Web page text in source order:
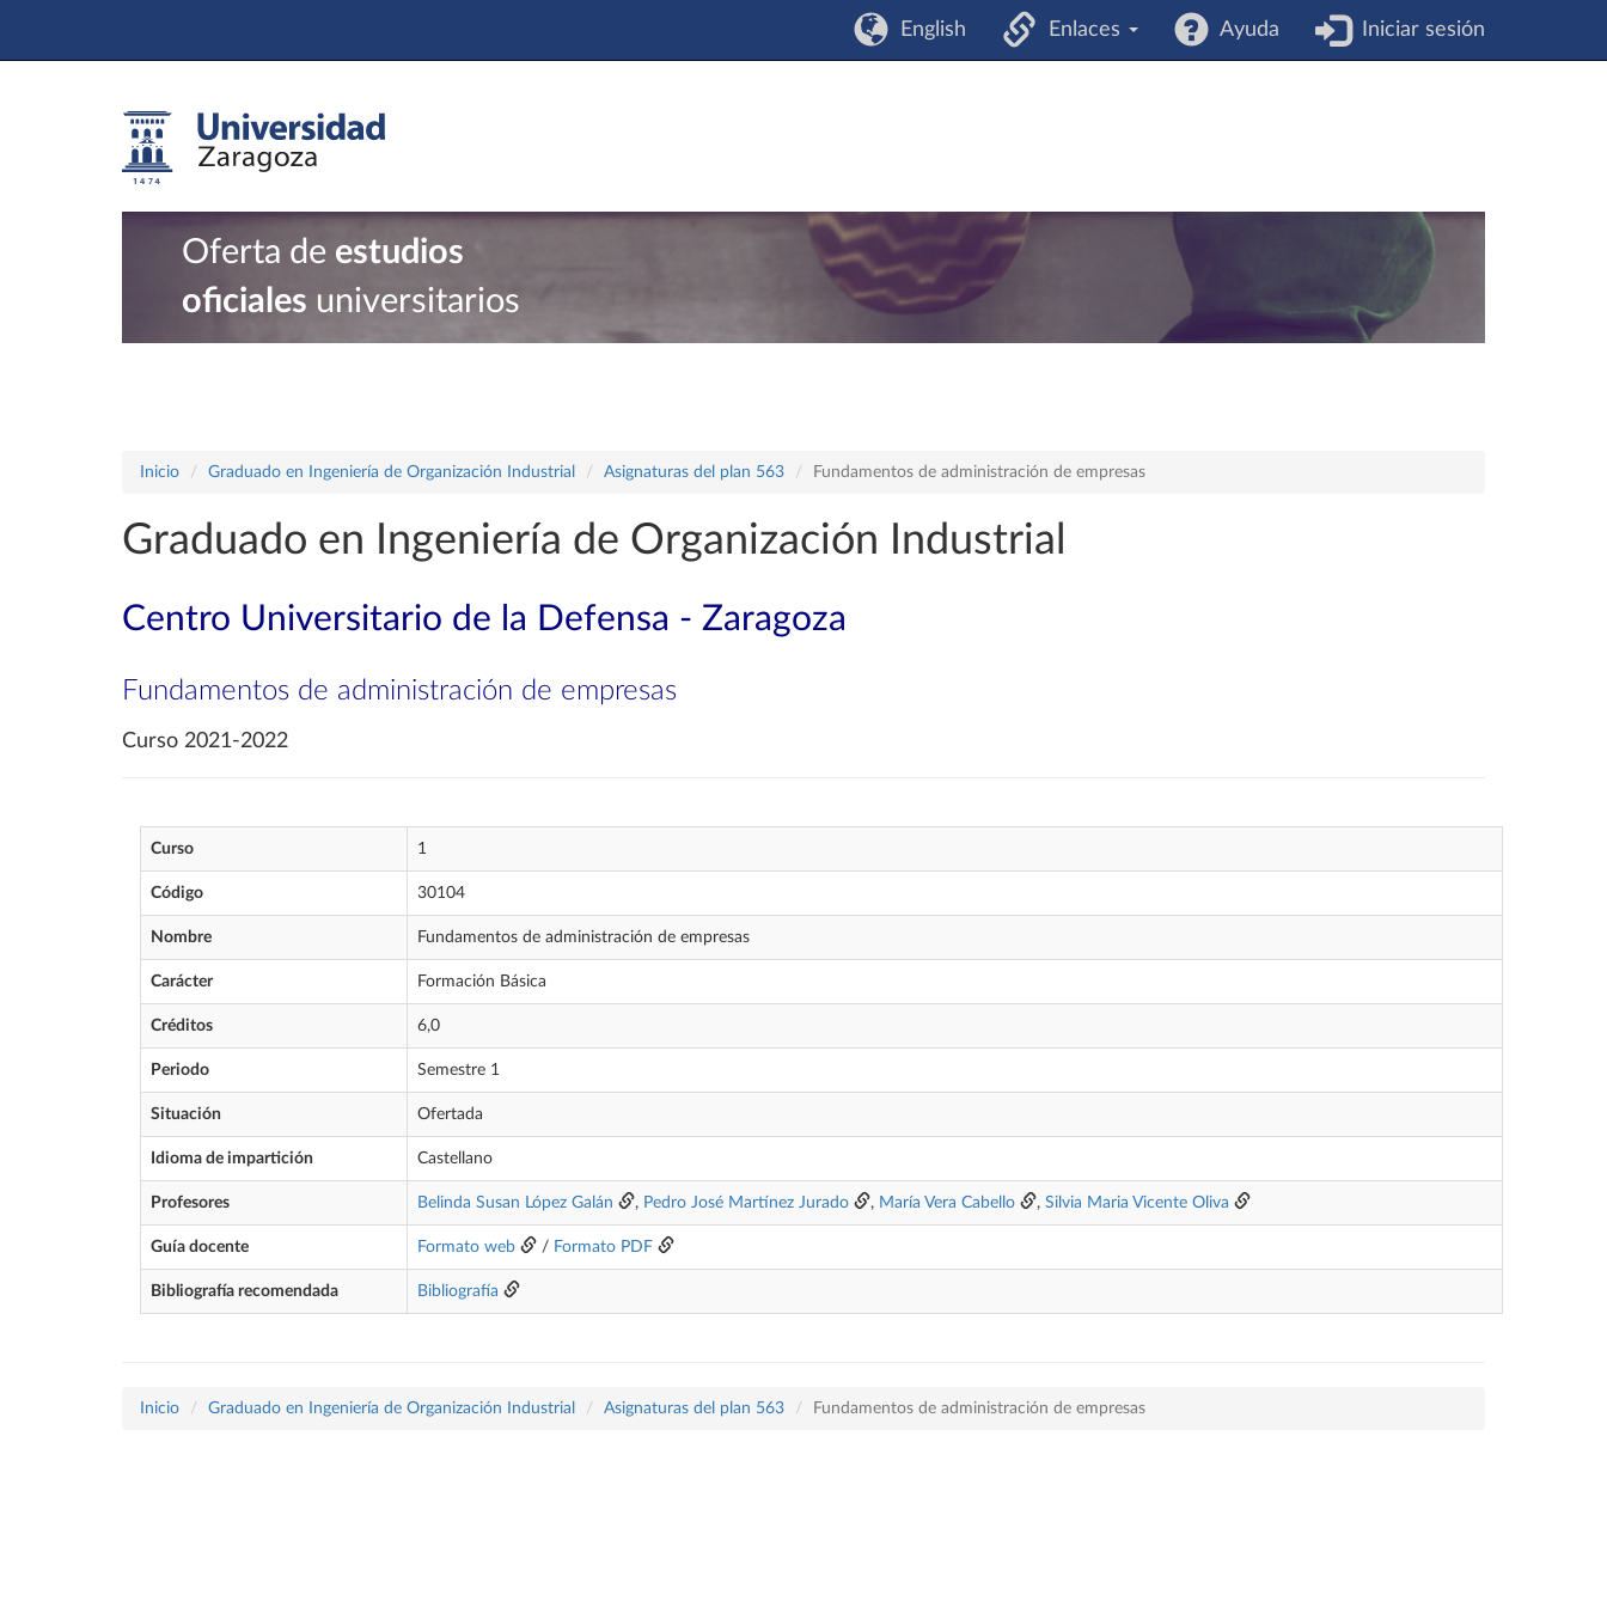
English Enlaces Ayuda Iniciar sesión
Oferta de estudios
oficiales universitarios
Inicio Graduado en Ingeniería de Organización Industrial Asignaturas del plan 563 Fundamentos de administración de empresas
Graduado en Ingeniería de Organización Industrial
Centro Universitario de la Defensa - Zaragoza
Fundamentos de administración de empresas
Curso 2021-2022
Curso 1
Código 30104
Nombre Fundamentos de administración de empresas
Carácter Formación Básica
Créditos 6,0
Periodo Semestre 1
Situación Ofertada
Idioma de impartición Castellano
Profesores Belinda Susan López Galán , Pedro José Martínez Jurado , María Vera Cabello , Silvia Maria Vicente Oliva
Guía docente Formato web / Formato PDF
Bibliografía recomendada Bibliografía
Inicio Graduado en Ingeniería de Organización Industrial Asignaturas del plan 563 Fundamentos de administración de empresas